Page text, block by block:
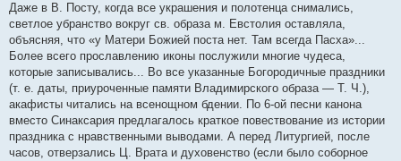
Даже в В. Посту, когда все украшения и полотенца снимались,
светлое убранство вокруг св. образа м. Евстолия оставляла,
объясняя, что «у Матери Божией поста нет. Там всегда Пасха»...
Более всего прославлению иконы послужили многие чудеса,
которые записывались... Во все указанные Богородичные праздники
(т. е. даты, приуроченные памяти Владимирского образа — Т. Ч.),
акафисты читались на всенощном бдении. По 6-ой песни канона
вместо Синаксария предлагалось краткое повествование из истории
праздника с нравственными выводами. А перед Литургией, после
часов, отверзались Ц. Врата и духовенство (если было соборное